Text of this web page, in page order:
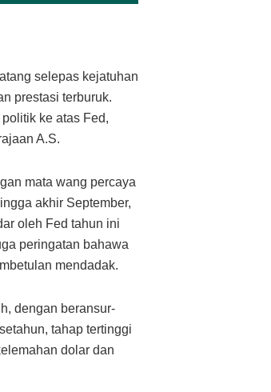
selepas kejatuhan
prestasi terburuk.
ke atas Fed,
A.S.
mata wang percaya
akhir September,
oleh Fed tahun ini
peringatan bahawa
mendadak.
dengan beransur-
tahap tertinggi
dolar dan